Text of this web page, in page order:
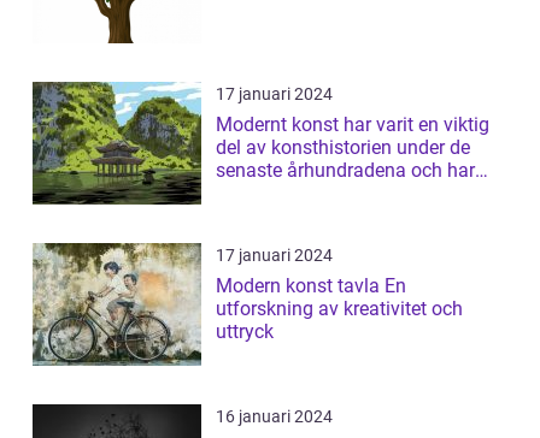
17 januari 2024
Modernt konst har varit en viktig
del av konsthistorien under de
senaste århundradena och har
17 januari 2024
Modern konst tavla En
utforskning av kreativitet och
uttryck
16 januari 2024